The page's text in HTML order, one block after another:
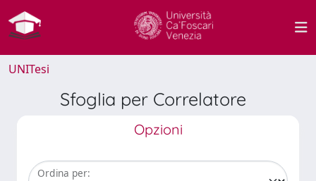
UNITesi
Sfoglia per Correlatore
Opzioni
Ordina per: